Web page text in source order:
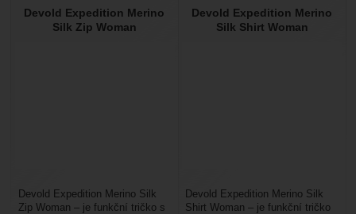
Devold Expedition Merino
Silk Zip Woman
Devold Expedition Merino Silk
Zip Woman – je funkční tričko s
Devold Expedition Merino
Silk Shirt Woman
Devold Expedition Merino Silk
Shirt Woman – je funkční tričko